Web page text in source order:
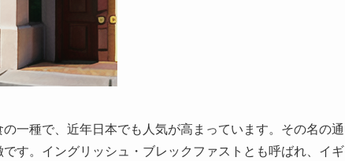
一種で、近年日本でも人気が高まっています。その名の通
す。 イングリッシュ・ブレックファストとも呼ばれ、イギ